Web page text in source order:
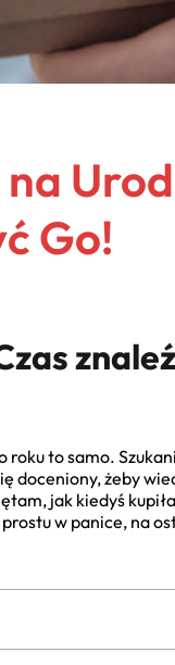
Go!
to samo.
doceniony, żeby
jak kiedyś
w panice, na